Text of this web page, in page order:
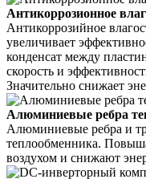
Антикоррозионное
Антикоррозийное
увеличивает
конденсат между
скорость и
Значительно снижает
Алюминиевые ребра
Алюминиевые ребра и
теплообменника.
воздухом и снижают